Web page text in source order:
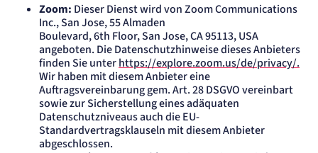
Zoom: Dieser Dienst wird von Zoom Communications
Inc., San Jose, 55 Almaden
Boulevard, 6th Floor, San Jose, CA 95113, USA
angeboten. Die Datenschutzhinweise dieses Anbieters
finden Sie unterhttps://explore.zoom.us/de/privacy/.
Wir haben mit diesem Anbieter eine
Auftragsvereinbarung gem. Art. 28 DSGVO vereinbart
sowie zur Sicherstellung eines adäquaten
Datenschutzniveaus auch die EU-
Standardvertragsklauseln mit diesem Anbieter
abgeschlossen.